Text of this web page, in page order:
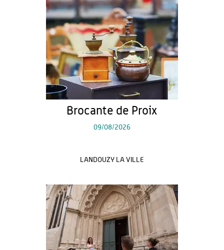
Brocante de Proix
09/08/2026
LANDOUZY LA VILLE